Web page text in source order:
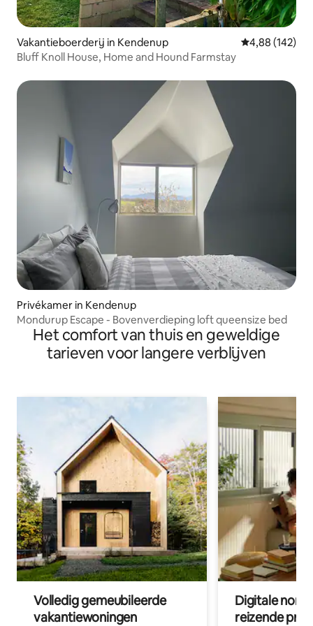
Vakantieboerderij in Kendenup Gemiddelde
4,88 (142)
Bluff Knoll House, Home and Hound Farmstay
Privékamer in Kendenup
Mondurup Escape - Bovenverdieping loft queensize bed
Het comfort van thuis en geweldige
tarieven voor langere verblijven
Volledig gemeubileerde
vakantiewoningen
Digitale
reizende